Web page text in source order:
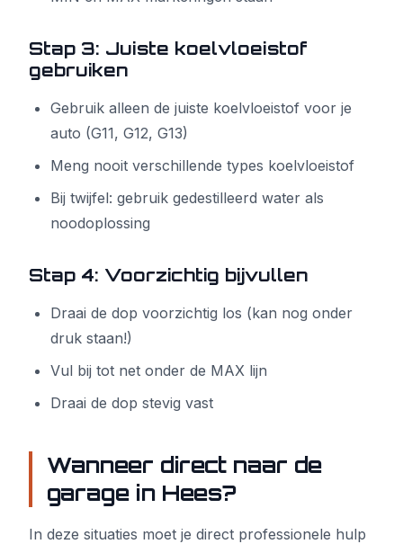
Stap 3: Juiste koelvloeistof
gebruiken
Gebruik alleen de juiste koelvloeistof voor je
auto (G11, G12, G13)
Meng nooit verschillende types koelvloeistof
Bij twijfel: gebruik gedestilleerd water als
noodoplossing
Stap 4: Voorzichtig bijvullen
Draai de dop voorzichtig los (kan nog onder
druk staan!)
Vul bij tot net onder de MAX lijn
Draai de dop stevig vast
Wanneer direct naar de
garage in Hees?
In deze situaties moet je direct professionele hulp